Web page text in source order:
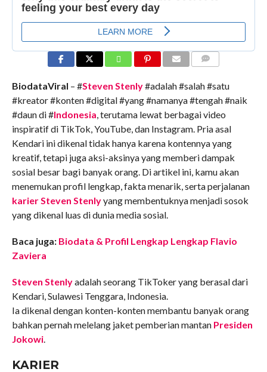
BiodataViral – #Steven Stenly#adalah #salah #satu
#kreator #konten #digital #yang #namanya #tengah #naik
#daun di #Indonesia, terutama lewat berbagai video
inspiratif di TikTok, YouTube, dan Instagram. Pria asal
Kendari ini dikenal tidak hanya karena kontennya yang
kreatif, tetapi juga aksi-aksinya yang memberi dampak
sosial besar bagi banyak orang. Di artikel ini, kamu akan
menemukan profil lengkap, fakta menarik, serta perjalanan
karier Steven Stenlyyang membentuknya menjadi sosok
yang dikenal luas di dunia media sosial.
Baca juga: Biodata & Profil Lengkap Lengkap Flavio
Zaviera
Steven Stenlyadalah seorang TikToker yang berasal dari
Kendari, Sulawesi Tenggara, Indonesia.
Ia dikenal dengan konten-konten membantu banyak orang
bahkan pernah melelang jaket pemberian mantan Presiden
Jokowi.
KARIER